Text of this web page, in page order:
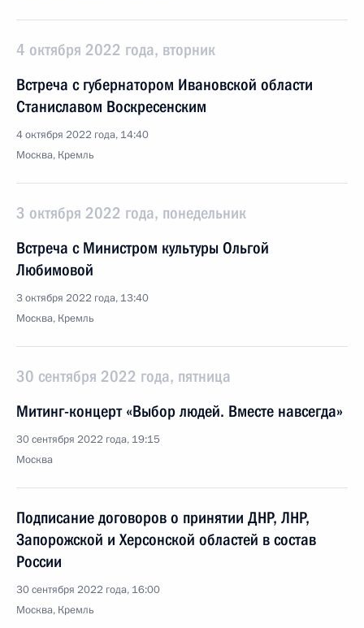
4 октября 2022 года, вторник
Встреча с губернатором Ивановской области
Станиславом Воскресенским
4 октября 2022 года, 14:40
Москва, Кремль
3 октября 2022 года, понедельник
Встреча с Министром культуры Ольгой
Любимовой
3 октября 2022 года, 13:40
Москва, Кремль
30 сентября 2022 года, пятница
Митинг-концерт «Выбор людей. Вместе навсегда»
30 сентября 2022 года, 19:15
Москва
Подписание договоров о принятии ДНР, ЛНР,
Запорожской и Херсонской областей в состав
России
30 сентября 2022 года, 16:00
Москва, Кремль